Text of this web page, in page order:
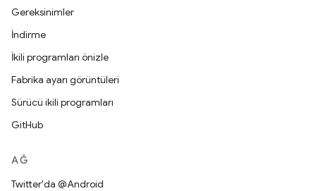
Gereksinimler
İndirme
İkili programları önizle
Fabrika ayarı görüntüleri
Sürücü ikili programları
GitHub
AĞ
Twitter'da @Android